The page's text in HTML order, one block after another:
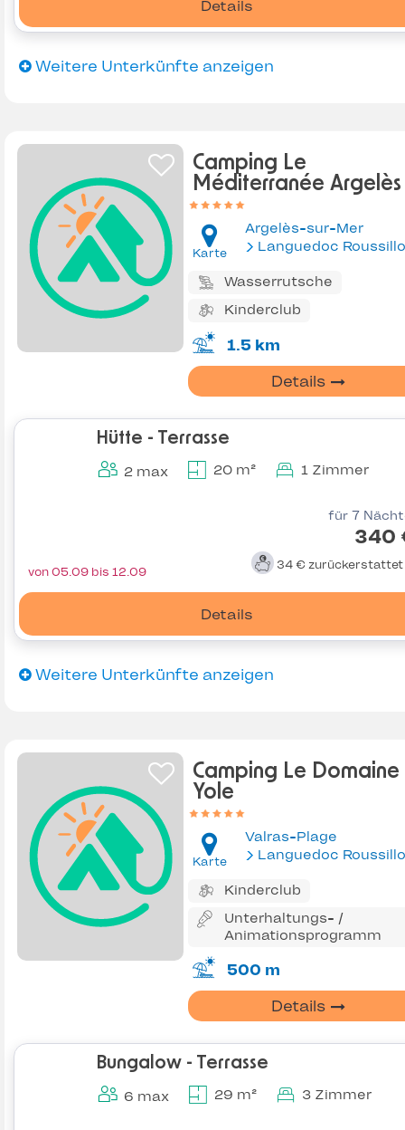
Details
Weitere Unterkünfte anzeigen
Camping Le
Méditerranée Argelès
Karte
Argelès-sur-Mer
Languedoc
Wasserrutsche
Kinderclub
1.5 km
Details
Hütte - Terrasse
2 max 20 m² 1 Zimmer
für 7
340
34 € zurückerstattet
Details
von 05.09 bis 12.09
Weitere Unterkünfte anzeigen
Camping Le Domaine
Yole
Karte
Valras-Plage
Languedoc
Kinderclub
Unterhaltungs- /
Animationsprogramm
500 m
Details
Bungalow - Terrasse
6 max 29 m² 3 Zimmer